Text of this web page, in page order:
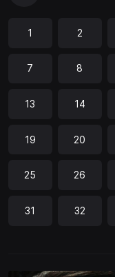
1 2
7 8
13 14
19 20
25 26
31 32